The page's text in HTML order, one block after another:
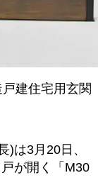
建住宅用玄関
)は3月20日、
が開く「M30